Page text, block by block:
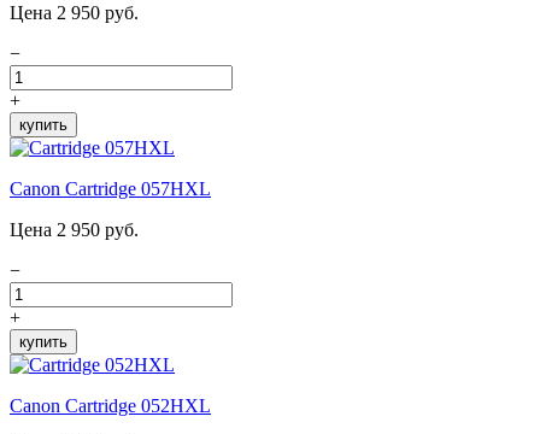
Цена 2 950 руб.
−
+
купить
Canon Cartridge 057HXL
Цена 2 950 руб.
−
+
купить
Canon Cartridge 052HXL